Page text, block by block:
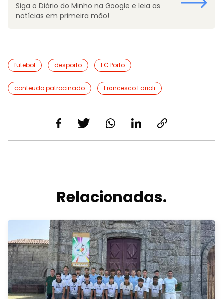
Siga o Diário do Minho na Google e leia as
notícias em primeira mão!
futebol desporto FC Porto
conteudo patrocinado Francesco Farioli
Relacionadas.